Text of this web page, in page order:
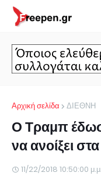
Αρχική σελίδα ΔΙΕΘΝΗ
Ο Τραμπ
να ανοίξει
11/22/2018 10:50:00 μ.μ.